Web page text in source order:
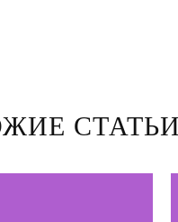
СТАТЬИ